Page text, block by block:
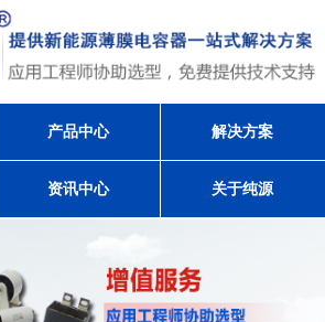
产品中心 解决方案
资讯中心 关于纯源